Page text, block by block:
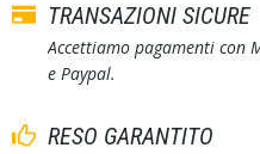
TRANSAZIONI SICURE
Accettiamo pagamenti con
e Paypal.
RESO GARANTITO